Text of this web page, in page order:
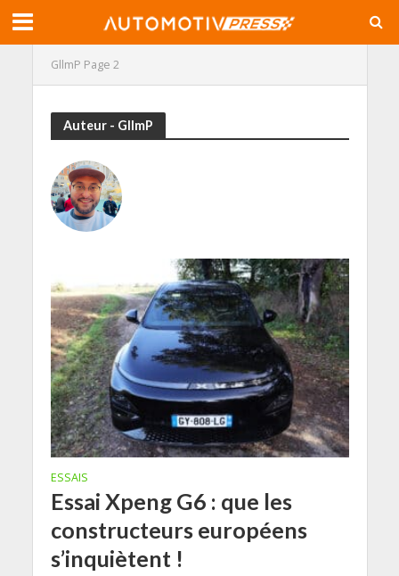
GllmP Page 2
Auteur - GllmP
ESSAIS
Essai Xpeng G6 : que les
constructeurs européens
s’inquiètent !